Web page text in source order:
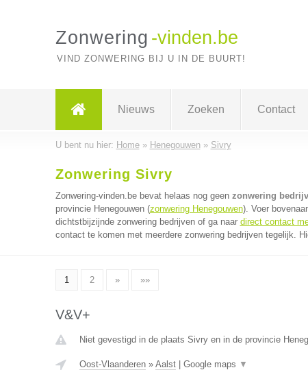
Zonwering -vinden.be
VIND ZONWERING BIJ U IN DE BUURT!
Nieuws Zoeken Contact
U bent nu hier: Home» Henegouwen» Sivry
Zonwering Sivry
Zonwering-vinden.be bevat helaas nog geen zonwering
provincie Henegouwen (zonwering Henegouwen). Voer
dichtstbijzijnde zonwering bedrijven of ga naar direct contact
contact te komen met meerdere zonwering bedrijven tegelijk.
1 2 » »»
V&V+
Niet gevestigd in de plaats Sivry en in de provincie
Oost-Vlaanderen» Aalst| Google maps ▼